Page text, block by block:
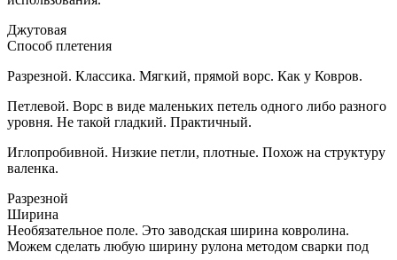
Джутовая
Способ плетения
Разрезной. Классика. Мягкий, прямой ворс. Как у Ковров.
Петлевой. Ворс в виде маленьких петель одного либо разного
уровня. Не такой гладкий. Практичный.
Иглопробивной. Низкие петли, плотные. Похож на структуру
валенка.
Разрезной
Ширина
Необязательное поле. Это заводская ширина ковролина.
Можем сделать любую ширину рулона методом сварки под